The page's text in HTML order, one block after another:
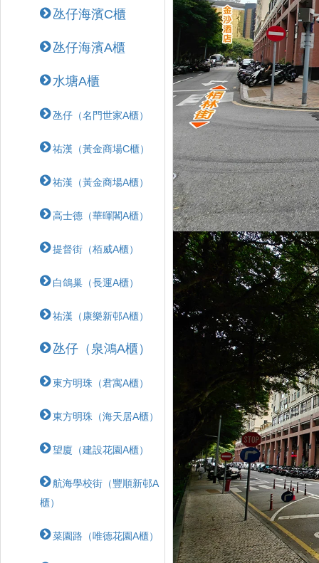
氹仔海濱C櫃
氹仔海濱A櫃
水塘A櫃
氹仔（名門世家A櫃）
祐漢（黃金商場C櫃）
祐漢（黃金商場A櫃）
高士德（華暉閣A櫃）
提督街（栢威A櫃）
白鴿巢（長運A櫃）
祐漢（康樂新邨A櫃）
氹仔（泉鴻A櫃）
東方明珠（君寓A櫃）
東方明珠（海天居A櫃）
望廈（建設花園A櫃）
航海學校街（豐順新邨A
櫃）
菜園路（唯德花園A櫃）